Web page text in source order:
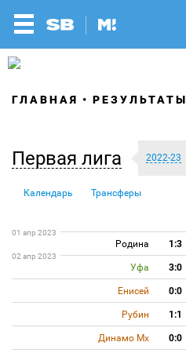
ГЛАВНАЯ РЕЗУЛЬТАТЫ
Первая лига 2022-23
Календарь Трансферы
01 апр 2023
Родина 1:3
02 апр 2023
Уфа 3:0
Енисей 0:0
Рубин 1:1
Динамо Мх 0:0